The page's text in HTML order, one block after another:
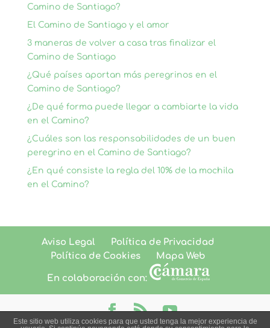
Camino de Santiago?
El Camino de Santiago y el amor
3 maneras de volver a casa tras finalizar el
Camino de Santiago
¿Qué países aportan más peregrinos en el
Camino de Santiago?
¿De qué forma puede llegar a cambiarte la vida
en el Camino?
¿Cuáles son las responsabilidades de un buen
peregrino en el Camino de Santiago?
¿En qué consiste la regla del 10% de la mochila
en el Camino?
Aviso Legal
Política de Privacidad
Política de Cookies
Mapa Web
En colaboración con:
Este sitio web utiliza cookies para que usted tenga la mejor experiencia de